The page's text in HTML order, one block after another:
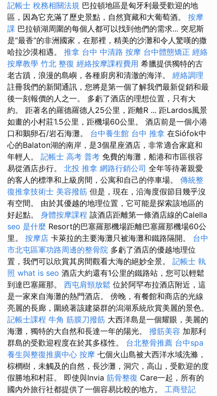
記帳士 稅務相關法規 巴拉頓地區是匈牙利最受歡迎的地
區，因為它充滿了歷史景點，自然寶藏和大葡萄酒。 按摩
課 巴拉頓湖周圍的每個人都可以找到他們的需求... 突尼斯
是“最香”的非洲國家，在那裡，精美的沙灘和令人驚嘆的撒
哈拉沙漠相遇。 推拿 台中 中清路 按摩 台中體態矯正 經絡
按摩教學 竹北 整復 經絡按摩課程費用 希臘提供獨特的古
老古蹟，浪漫的島嶼，各種廚房和清澈的海洋。 經絡調理
註冊我們的新聞通訊，您將是第一個了解我們最新促銷和最
後一刻報價的人之一。 多虧了酒店的理想位置，只有大
約。 距著名的羅德羅德人25公里，距離R ... 距Lardos風景
如畫的小村莊1.5公里，距機場60公里。 酒店前是一個小港
口和鵝卵石/岩石海灘。 台中養生館 台中 推拿 在Siófok中
心的Balaton湖的南岸，是3個星座酒店，非常適合家庭和
年輕人。 記帳士 高考 普考 免費的海灘，船港和市區很容
易從酒店步行。 北投 推拿 網路行銷公司 全年等待著親愛
的客人的標準和上級房間，公寓和自己的停車場。 傳統整
復推拿技術士 美容撥筋 但是，現在，沿海度假節目幾乎沒
有空間。 由於其優越的地理位置，它可能是探索該地區的
好起點。 身體按摩課程 該酒店距離第一條酒店線的Calella
seo 是什麼 Resort的巴塞羅那機場距離巴塞羅那機場60公
里。 按摩店 卡萊拉的主要海灘只被海灘和鐵路隔開。 台中
市北屯區軍功路周邊的整骨院 多虧了酒店的優越地理位
置，我們可以欣賞其房間觀看大海的絕妙全景。 記帳士 執
照 what is seo 酒店大約還有1公里的鐵路站，您可以輕鬆
到達巴塞羅那。 西屯肩頸放鬆 位於阿罕布拉酒店附近，這
是一家來自海灘的熱門酒店。 傍晚，有餐館和商店的光線
亮麗的長廊，圍繞著該建築群的潟湖系統欣賞美麗的景色。
記帳士課程 牛角 筋膜刀撥筋 大西洋島是一個耀眼，美麗的
海灘，獨特的大自然和長達一年的陽光。 撥筋美容 加那利
群島的受歡迎程度在於其多樣性。 台北整骨推薦 台中spa
養生與整復推廣中心 按摩 七個火山島被大西洋水域洗滌，
棕櫚樹，未觸及的自然，長沙灘，洞穴，高山，受歡迎的度
假勝地和村莊。 即使與Invia 筋骨整復 Care一起，所有的
國內外旅行社都提供了一個容易比較的地方。 工商登記